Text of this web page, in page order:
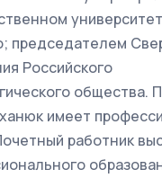
председателем
Российского
общества.
имеет
работник